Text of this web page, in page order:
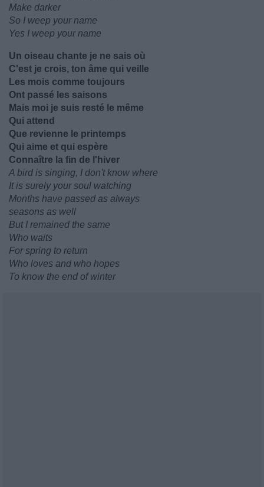
Make darker
So I weep your name
Yes I weep your name
Un oiseau chante je ne sais où
C'est je crois, ton âme qui veille
Les mois comme toujours
Ont passé les saisons
Mais moi je suis resté le même
Qui attend
Que revienne le printemps
Qui aime et qui espère
Connaître la fin de l'hiver
A bird is singing, I don't know where
It is surely your soul watching
Months have passed as always
seasons as well
But I remained the same
Who waits
For spring to return
Who loves and who hopes
To know the end of winter